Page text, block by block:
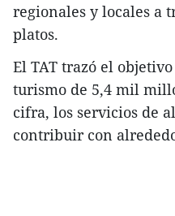
regionales y locales a
platos.
El TAT trazó el
turismo de 5,4 mil
cifra, los servicios de
contribuir con